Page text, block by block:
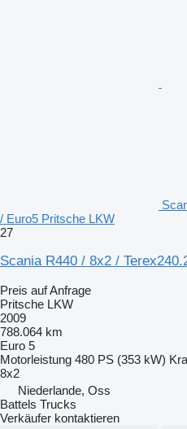
/ Euro5 Pritsche LKW
27
Scania R440 / 8x2 /
Preis auf Anfrage
Pritsche LKW
2009
788.064 km
Euro 5
Motorleistung 480 PS (353 kW)
8x2
Niederlande, Oss
Battels Trucks
Verkäufer kontaktieren